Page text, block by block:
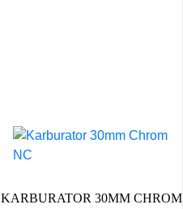
KARBURATOR 30MM CHROM